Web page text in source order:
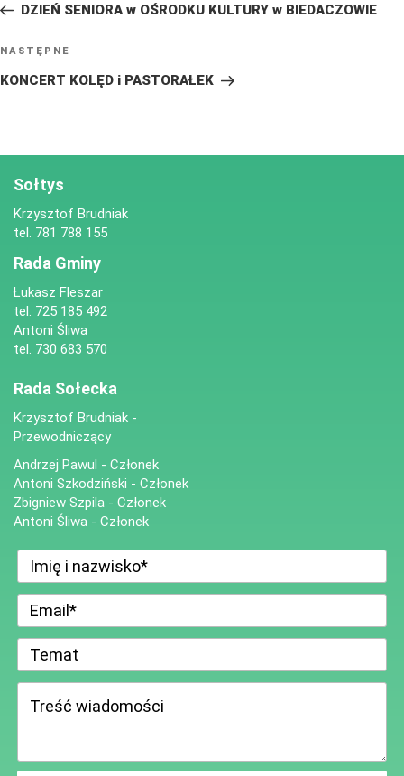
wpisDZIEŃ SENIORA w OŚRODKU KULTURY w BIEDACZOWIE
Następny
wpis
NASTĘPNE
KONCERT KOLĘD i PASTORAŁEK
Sołtys
Krzysztof Brudniak
tel. 781 788 155
Rada Gminy
Łukasz Fleszar
tel. 725 185 492
Antoni Śliwa
tel. 730 683 570
Rada Sołecka
Krzysztof Brudniak -
Przewodniczący
Andrzej Pawul - Członek
Antoni Szkodziński - Członek
Zbigniew Szpila - Członek
Antoni Śliwa - Członek